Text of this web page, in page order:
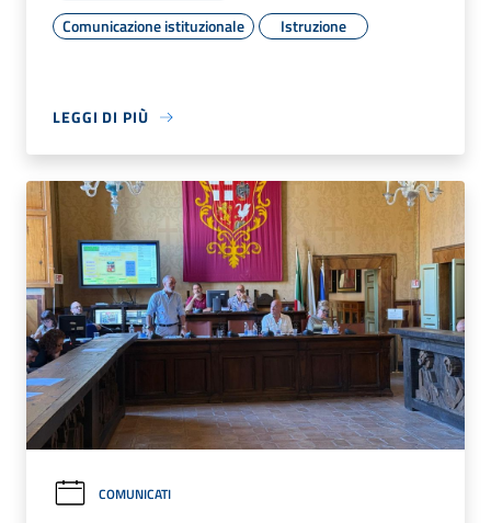
Comunicazione istituzionale
Istruzione
LEGGI DI PIÙ
COMUNICATI